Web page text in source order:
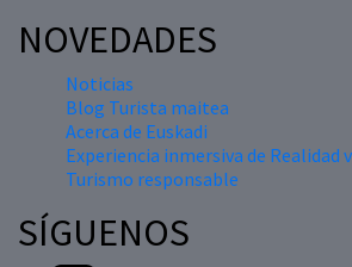
NOVEDADES
Noticias
Blog Turista maitea
Acerca de Euskadi
Experiencia inmersiva de Realidad
Turismo responsable
SÍGUENOS